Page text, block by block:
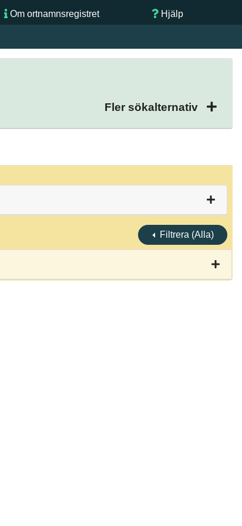
Om ortnamnsregistret Hjälp
Fler sökalternativ
Filtrera (Alla)